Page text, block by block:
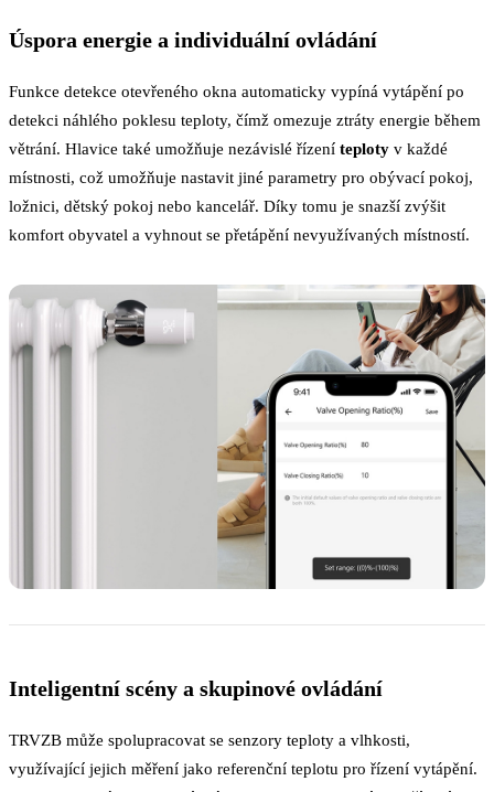
Úspora energie a individuální ovládání
Funkce detekce otevřeného okna automaticky vypíná vytápění po
detekci náhlého poklesu teploty, čímž omezuje ztráty energie během
větrání. Hlavice také umožňuje nezávislé řízení teploty v každé
místnosti, což umožňuje nastavit jiné parametry pro obývací pokoj,
ložnici, dětský pokoj nebo kancelář. Díky tomu je snazší zvýšit
komfort obyvatel a vyhnout se přetápění nevyužívaných místností.
Inteligentní scény a skupinové ovládání
TRVZB může spolupracovat se senzory teploty a vlhkosti,
využívající jejich měření jako referenční teplotu pro řízení vytápění.